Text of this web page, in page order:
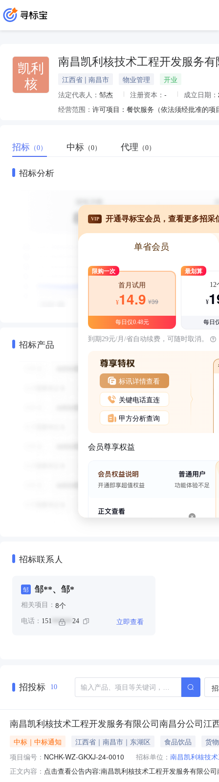
凯利
核
南昌凯利核技术工程开发服务
江西省 | 南昌市 物业管理
开业
法定代表人： 邹杰 注册资本： - 成立日期：
经营范围：
招标 （0） 中标 （0） 代理 （0）
招标分析
招标产品
VIP 开通寻标宝会员，查看更多招采
单省会员
限购一次
首月试用
¥14.9 ¥39
每日仅0.48元
最划算
12
¥
每日
到期29元/月/省自动续费，可随时取消。
标讯详情查看
关键电话直连
甲方分析查询
会员尊享权益
招标联系人
邹 邹**、邹*
相关项目： 8个
电话： 151 ****** 24 立即查看
招投标 10
南昌凯利核技术工程开发服务有限公司南昌分公司
中标｜中标通知 江西省｜南昌市｜东湖区 食品饮品
货物
项目编号： NCHK-WZ-GKXJ-24-0010 招标单位： 南昌凯利核技
正文内容： 点击查看公告内容:南昌凯利核技术工程开发服务有限公